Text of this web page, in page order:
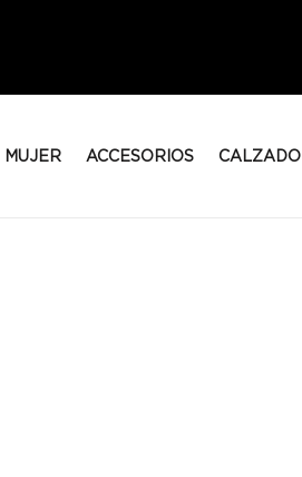
MUJER ACCESORIOS CALZADO